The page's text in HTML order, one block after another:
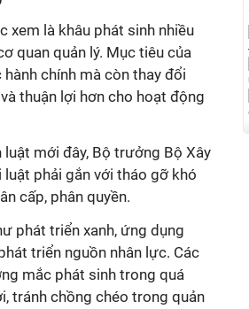
xem là khâu phát sinh nhiều
quan quản lý. Mục tiêu của
chính mà còn thay đổi
thuận lợi hơn cho hoạt động
mới đây, Bộ trưởng Bộ Xây
phải gắn với tháo gỡ khó
cấp, phân quyền.
phát triển xanh, ứng dụng
triển nguồn nhân lực. Các
mắc phát sinh trong quá
tránh chồng chéo trong quản